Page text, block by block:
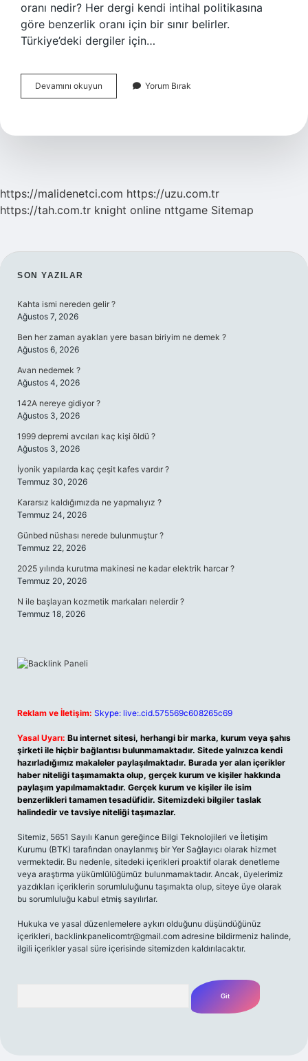
oranı nedir? Her dergi kendi intihal politikasına
göre benzerlik oranı için bir sınır belirler.
Türkiye’deki dergiler için…
Devamını okuyun
Benzerlik
Yorum Bırak
https://malidenetci.com https://uzu.com.tr
https://tah.com.tr knight online nttgame Sitemap
SIDEBAR
SON YAZILAR
Kahta ismi nereden gelir ?
Ağustos 7, 2026
Ben her zaman ayakları yere basan biriyim ne demek ?
Ağustos 6, 2026
Avan nedemek ?
Ağustos 4, 2026
142A nereye gidiyor ?
Ağustos 3, 2026
1999 depremi avcıları kaç kişi öldü ?
Ağustos 3, 2026
İyonik yapılarda kaç çeşit kafes vardır ?
Temmuz 30, 2026
Kararsız kaldığımızda ne yapmalıyız ?
Temmuz 24, 2026
Günbed nüshası nerede bulunmuştur ?
Temmuz 22, 2026
2025 yılında kurutma makinesi ne kadar elektrik harcar ?
Temmuz 20, 2026
N ile başlayan kozmetik markaları nelerdir ?
Temmuz 18, 2026
Reklam ve İletişim: Skype: live:.cid.575569c608265c69
Yasal Uyarı: Bu internet sitesi, herhangi bir marka, kurum veya şahıs
şirketi ile hiçbir bağlantısı bulunmamaktadır. Sitede yalnızca kendi
hazırladığımız makaleler paylaşılmaktadır. Burada yer alan içerikler
haber niteliği taşımamakta olup, gerçek kurum ve kişiler hakkında
paylaşım yapılmamaktadır. Gerçek kurum ve kişiler ile isim
benzerlikleri tamamen tesadüfidir. Sitemizdeki bilgiler taslak
halindedir ve tavsiye niteliği taşımazlar.
Sitemiz, 5651 Sayılı Kanun gereğince Bilgi Teknolojileri ve İletişim
Kurumu (BTK) tarafından onaylanmış bir Yer Sağlayıcı olarak hizmet
vermektedir. Bu nedenle, sitedeki içerikleri proaktif olarak denetleme
veya araştırma yükümlülüğümüz bulunmamaktadır. Ancak, üyelerimiz
yazdıkları içeriklerin sorumluluğunu taşımakta olup, siteye üye olarak
bu sorumluluğu kabul etmiş sayılırlar.
Hukuka ve yasal düzenlemelere aykırı olduğunu düşündüğünüz
içerikleri, backlinkpanelicomtr@gmail.com adresine bildirmeniz halinde,
ilgili içerikler yasal süre içerisinde sitemizden kaldırılacaktır.